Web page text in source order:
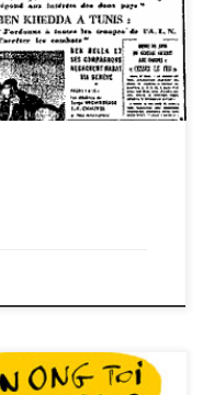
un conflit armé qui a
française depuis
1848. L’aboutissement